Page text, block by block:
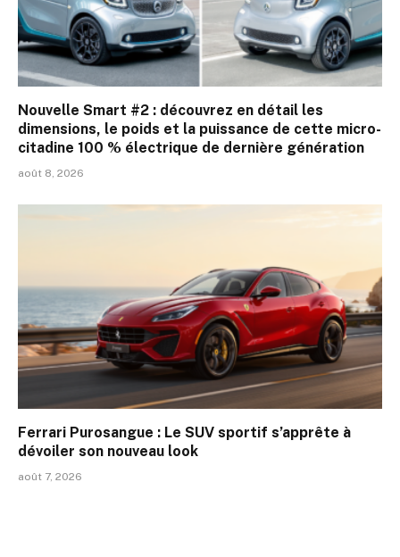
Nouvelle Smart #2 : découvrez en détail les
dimensions, le poids et la puissance de cette micro-
citadine 100 % électrique de dernière génération
août 8, 2026
Ferrari Purosangue : Le SUV sportif s’apprête à
dévoiler son nouveau look
août 7, 2026